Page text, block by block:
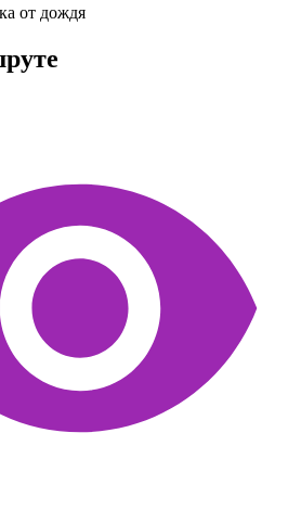
от дождя